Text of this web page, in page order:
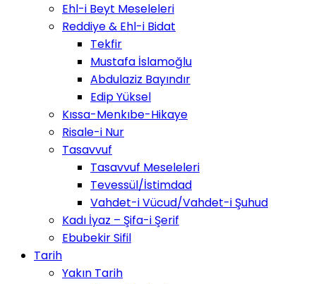
Ehl-i Beyt Meseleleri
Reddiye & Ehl-i Bidat
Tekfir
Mustafa İslamoğlu
Abdulaziz Bayındır
Edip Yüksel
Kıssa-Menkıbe-Hikaye
Risale-i Nur
Tasavvuf
Tasavvuf Meseleleri
Tevessül/İstimdad
Vahdet-i Vücud/Vahdet-i Şuhud
Kadı İyaz – Şifa-i Şerif
Ebubekir Sifil
Tarih
Yakın Tarih